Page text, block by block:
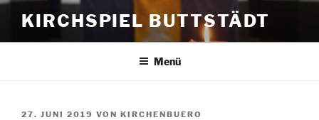
Zum
Inhalt
springen
KIRCHSPIEL BUTTSTÄDT
Menü
VERÖFFENTLICHT
27. JUNI 2019 VON KIRCHENBUERO